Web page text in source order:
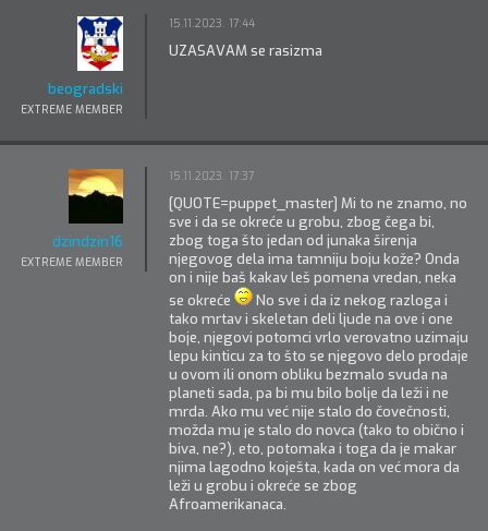
beogradski
EXTREME MEMBER
15.11.2023. 17:44
UZASAVAM se rasizma
dzindzin16
EXTREME MEMBER
15.11.2023. 17:37
[QUOTE=puppet_master] Mi to ne znamo, no
sve i da se okreće u grobu, zbog čega bi,
zbog toga što jedan od junaka širenja
njegovog dela ima tamniju boju kože? Onda
on i nije baš kakav leš pomena vredan, neka
se okreće
No sve i da iz nekog razloga i
tako mrtav i skeletan deli ljude na ove i one
boje, njegovi potomci vrlo verovatno uzimaju
lepu kinticu za to što se njegovo delo prodaje
u ovom ili onom obliku bezmalo svuda na
planeti sada, pa bi mu bilo bolje da leži i ne
mrda. Ako mu već nije stalo do čovečnosti,
možda mu je stalo do novca (tako to obično i
biva, ne?), eto, potomaka i toga da je makar
njima lagodno koješta, kada on već mora da
leži u grobu i okreće se zbog
Afroamerikanaca.